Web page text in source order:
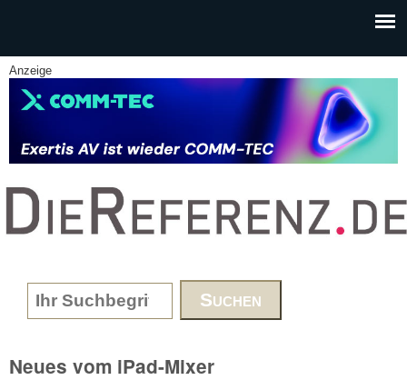
Anzeige
www.DieReferenz.de
Search form
Neues vom iPad-Mixer